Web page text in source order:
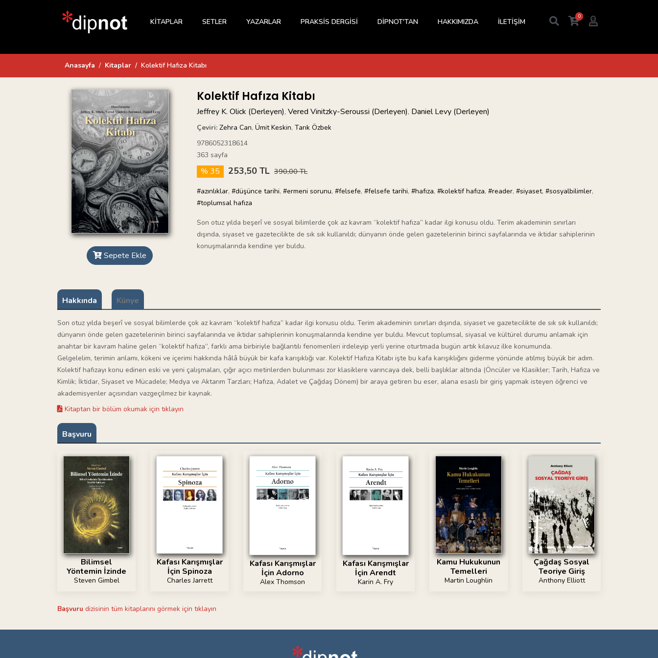
KİTAPLAR SETLER YAZARLAR PRAKSİS DERGİSİ DİPNOT'TAN HAKKIMIZDA İLETİŞİM
0
Anasayfa Kitaplar Kolektif Hafıza Kitabı
Sepete Ekle
Kolektif Hafıza Kitabı
Jeffrey K. Olick (Derleyen), Vered Vinitzky-Seroussi (Derleyen), Daniel Levy (Derleyen)
Çeviri: Zehra Can, Ümit Keskin, Tarık Özbek
9786052318614
363 sayfa
% 35 253,50 TL 390,00 TL
#azınlıklar, #düşünce tarihi, #ermeni sorunu, #felsefe, #felsefe tarihi, #hafıza, #kolektif hafıza, #reader, #siyaset, #sosyalbilimler,
#toplumsal hafıza
Son otuz yılda beşerî ve sosyal bilimlerde çok az kavram “kolektif hafıza” kadar ilgi konusu oldu. Terim akademinin sınırları
dışında, siyaset ve gazetecilikte de sık sık kullanıldı; dünyanın önde gelen gazetelerinin birinci sayfalarında ve iktidar sahiplerinin
konuşmalarında kendine yer buldu.
Hakkında Künye
Son otuz yılda beşerî ve sosyal bilimlerde çok az kavram “kolektif hafıza” kadar ilgi konusu oldu. Terim akademinin sınırları dışında, siyaset ve gazetecilikte de sık sık kullanıldı;
dünyanın önde gelen gazetelerinin birinci sayfalarında ve iktidar sahiplerinin konuşmalarında kendine yer buldu. Mevcut toplumsal, siyasal ve kültürel durumu anlamak için
anahtar bir kavram haline gelen “kolektif hafıza”, farklı ama birbiriyle bağlantılı fenomenleri irdeleyip yerli yerine oturtmada bugün artık kılavuz ilke konumunda.
Gelgelelim, terimin anlamı, kökeni ve içerimi hakkında hâlâ büyük bir kafa karışıklığı var. Kolektif Hafıza Kitabı işte bu kafa karışıklığını giderme yönünde atılmış büyük bir adım.
Kolektif hafızayı konu edinen eski ve yeni çalışmaları, çığır açıcı metinlerden bulunması zor klasiklere varıncaya dek, belli başlıklar altında (Öncüler ve Klasikler; Tarih, Hafıza ve
Kimlik; İktidar, Siyaset ve Mücadele; Medya ve Aktarım Tarzları; Hafıza, Adalet ve Çağdaş Dönem) bir araya getiren bu eser, alana esaslı bir giriş yapmak isteyen öğrenci ve
akademisyenler açısından vazgeçilmez bir kaynak.
Kitaptan bir bölüm okumak için tıklayın
Başvuru
Bilimsel
Yöntemin İzinde
Steven Gimbel
Kafası Karışmışlar
İçin Spinoza
Charles Jarrett
Kafası Karışmışlar
İçin Adorno
Alex Thomson
Kafası Karışmışlar
İçin Arendt
Karin A. Fry
Kamu Hukukunun
Temelleri
Martin Loughlin
Çağdaş Sosyal
Teoriye Giriş
Anthony Elliott
Başvuru dizisinin tüm kitaplarını görmek için tıklayın